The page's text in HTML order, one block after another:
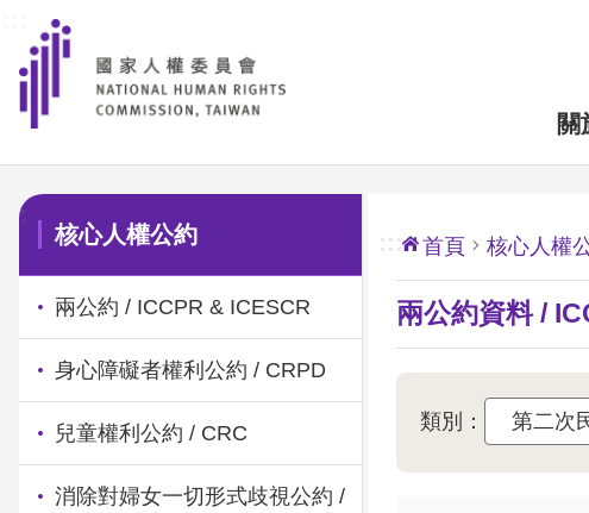
前往主要內容區塊
關
:::
核心人權公約
兩公約 / ICCPR & ICESCR
身心障礙者權利公約 / CRPD
兒童權利公約 / CRC
消除對婦女一切形式歧視公約 /
::: 首頁 核心人權
兩公約資料 /
類別：